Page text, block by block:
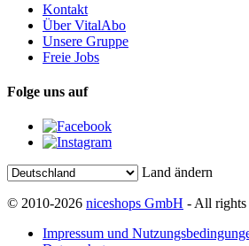
Kontakt
Über VitalAbo
Unsere Gruppe
Freie Jobs
Folge uns auf
Land ändern
© 2010-2026 niceshops GmbH - All rights
Impressum und